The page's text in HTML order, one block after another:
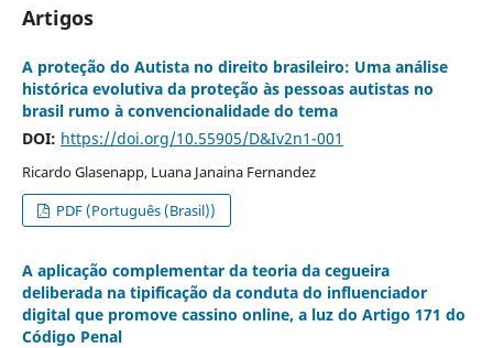
Artigos
A proteção do Autista no direito brasileiro: Uma análise
histórica evolutiva da proteção às pessoas autistas no
brasil rumo à convencionalidade do tema
DOI: https://doi.org/10.55905/D&Iv2n1-001
Ricardo Glasenapp, Luana Janaina Fernandez
PDF (Português (Brasil))
A aplicação complementar da teoria da cegueira
deliberada na tipificação da conduta do influenciador
digital que promove cassino online, a luz do Artigo 171 do
Código Penal